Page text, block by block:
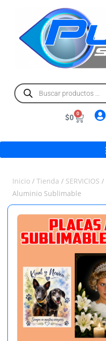
$0 0
Inicio / Tienda / SERVICIOS /
Aluminio Sublimable